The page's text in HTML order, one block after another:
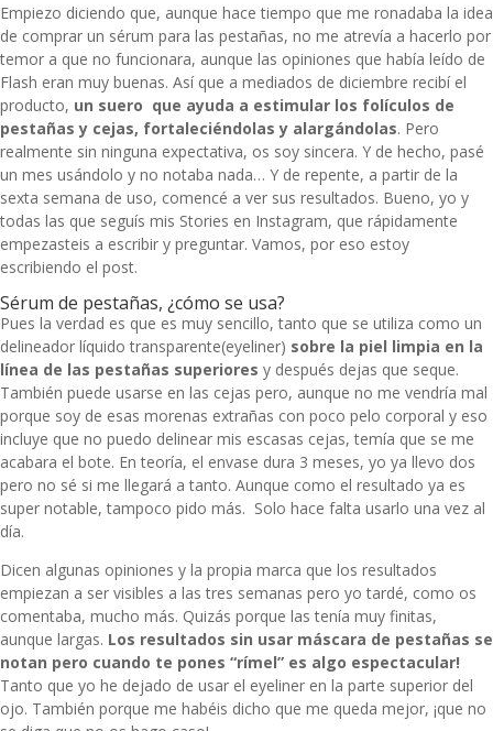
Empiezo diciendo que, aunque hace tiempo que me ronadaba la idea
de comprar un sérum para las pestañas, no me atrevía a hacerlo por
temor a que no funcionara, aunque las opiniones que había leído de
Flash eran muy buenas. Así que a mediados de diciembre recibí el
producto, un suero que ayuda a estimular los folículos de
pestañas y cejas, fortaleciéndolas y alargándolas. Pero
realmente sin ninguna expectativa, os soy sincera. Y de hecho, pasé
un mes usándolo y no notaba nada… Y de repente, a partir de la
sexta semana de uso, comencé a ver sus resultados. Bueno, yo y
todas las que seguís mis Stories en Instagram, que rápidamente
empezasteis a escribir y preguntar. Vamos, por eso estoy
escribiendo el post.
Sérum de pestañas, ¿cómo se usa?
Pues la verdad es que es muy sencillo, tanto que se utiliza como un
delineador líquido transparente(eyeliner) sobre la piel limpia en la
línea de las pestañas superiores y después dejas que seque.
También puede usarse en las cejas pero, aunque no me vendría mal
porque soy de esas morenas extrañas con poco pelo corporal y eso
incluye que no puedo delinear mis escasas cejas, temía que se me
acabara el bote. En teoría, el envase dura 3 meses, yo ya llevo dos
pero no sé si me llegará a tanto. Aunque como el resultado ya es
super notable, tampoco pido más. Solo hace falta usarlo una vez al
día.
Dicen algunas opiniones y la propia marca que los resultados
empiezan a ser visibles a las tres semanas pero yo tardé, como os
comentaba, mucho más. Quizás porque las tenía muy finitas,
aunque largas. Los resultados sin usar máscara de pestañas se
notan pero cuando te pones “rímel” es algo espectacular!
Tanto que yo he dejado de usar el eyeliner en la parte superior del
ojo. También porque me habéis dicho que me queda mejor, ¡que no